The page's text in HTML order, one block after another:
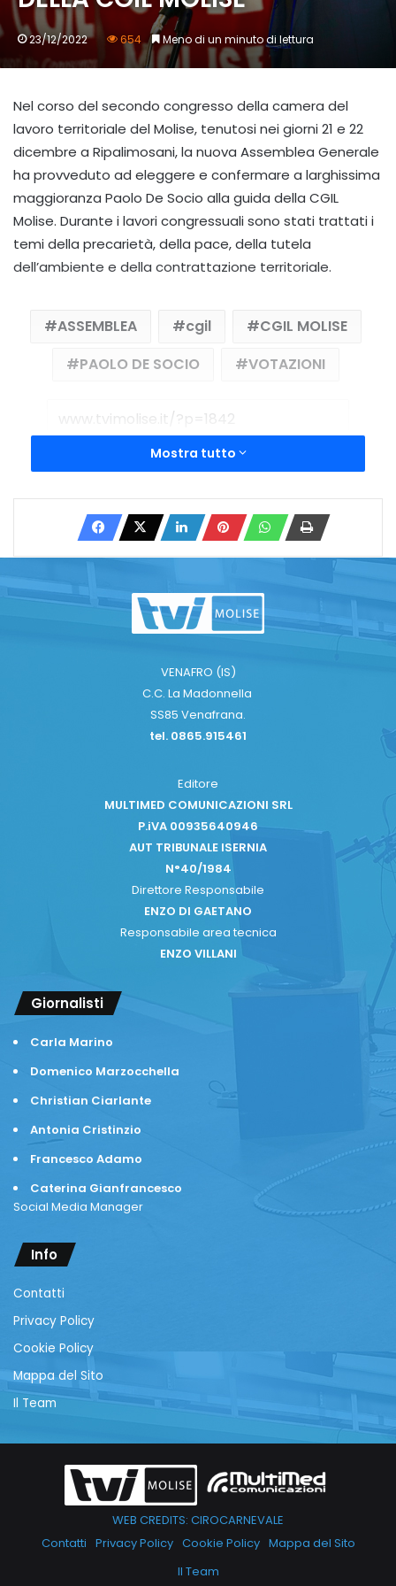
23/12/2022 654 Meno di un minuto di lettura
Nel corso del secondo congresso della camera del
lavoro territoriale del Molise, tenutosi nei giorni 21 e 22
dicembre a Ripalimosani, la nuova Assemblea Generale
ha provveduto ad eleggere e confermare a larghissima
maggioranza Paolo De Socio alla guida della CGIL
Molise. Durante i lavori congressuali sono stati trattati i
temi della precarietà, della pace, della tutela
dell’ambiente e della contrattazione territoriale.
ASSEMBLEA cgil
CGIL MOLISE
PAOLO DE SOCIO
VOTAZIONI
Copy URL
Mostra tutto
VENAFRO (IS)
C.C. La Madonnella
SS85 Venafrana.
tel. 0865.915461
Editore
MULTIMED COMUNICAZIONI SRL
P.iVA 00935640946
AUT TRIBUNALE ISERNIA
N°40/1984
Direttore Responsabile
ENZO DI GAETANO
Responsabile area tecnica
ENZO VILLANI
Giornalisti
Carla Marino
Domenico Marzocchella
Christian Ciarlante
Antonia Cristinzio
Francesco Adamo
Caterina Gianfrancesco
Social Media Manager
Info
Contatti
Privacy Policy
Cookie Policy
Mappa del Sito
Il Team
WEB CREDITS: CIROCARNEVALE
Contatti Privacy Policy Cookie Policy Mappa del Sito
Il Team